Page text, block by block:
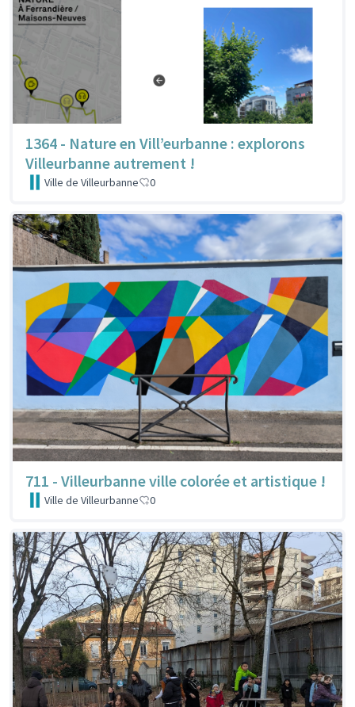
1364 - Nature en Vill’eurbanne : explorons
Villeurbanne autrement !
Ville de Villeurbanne 0
711 - Villeurbanne ville colorée et artistique !
Ville de Villeurbanne 0